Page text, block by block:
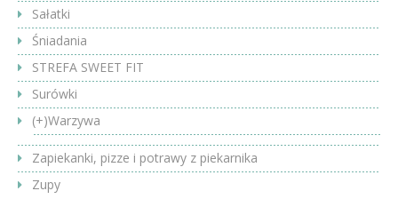
Sałatki
Śniadania
STREFA SWEET FIT
Surówki
(+)Warzywa
Zapiekanki, pizze i potrawy z piekarnika
Zupy